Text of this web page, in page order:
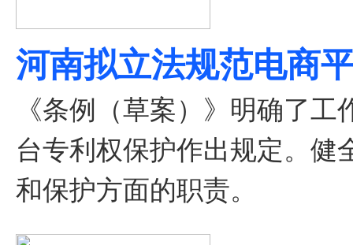
河南拟立法规范电商
《条例（草案）》明确了
台专利权保护作出规定。健
和保护方面的职责。